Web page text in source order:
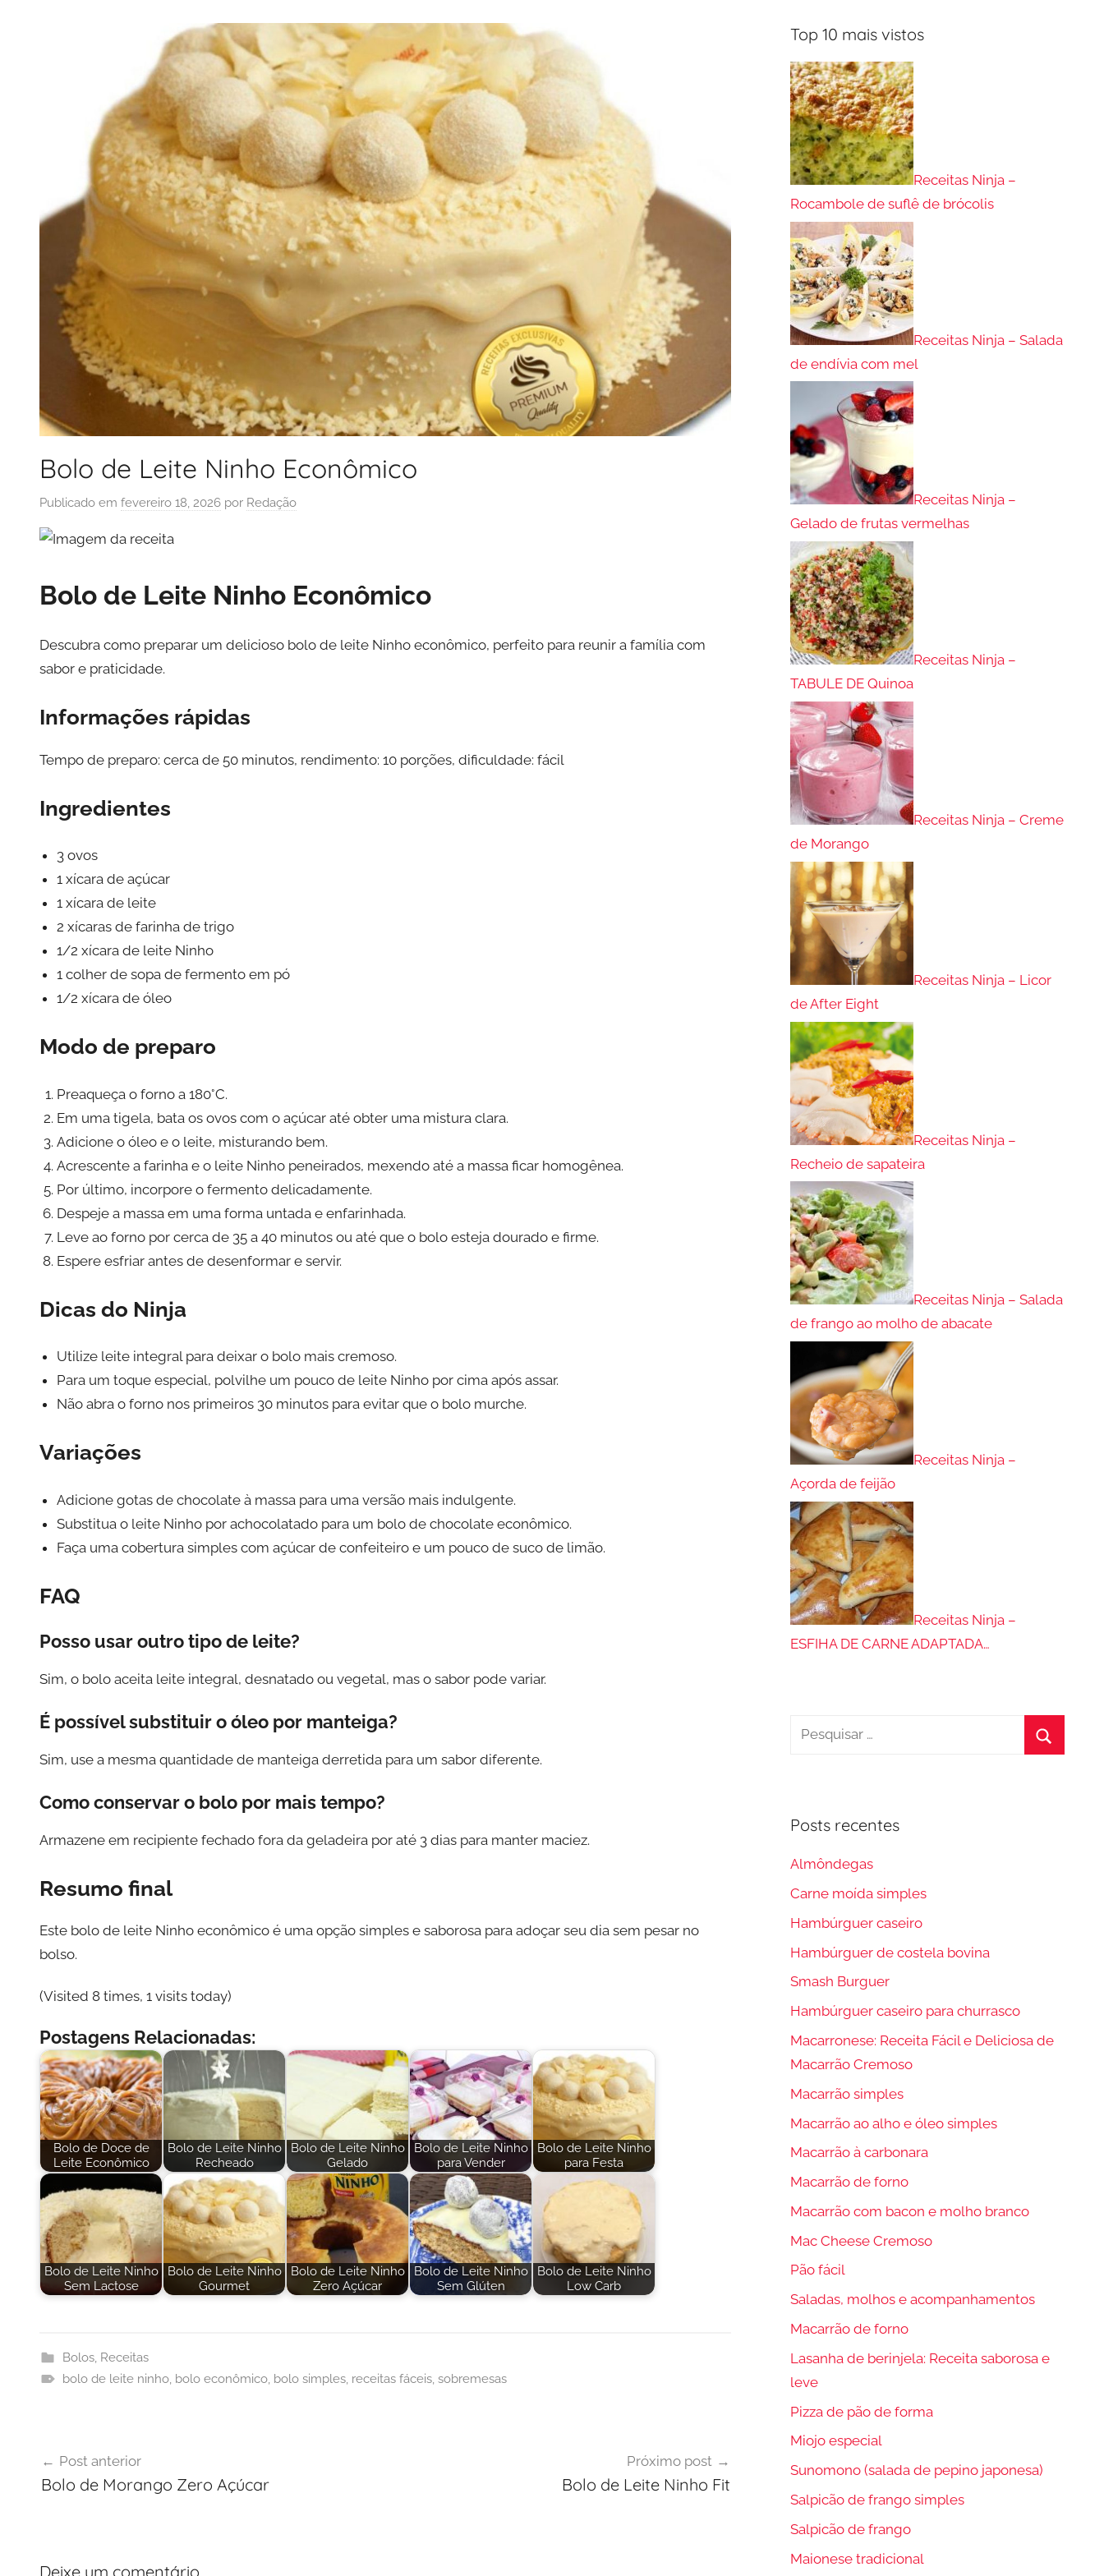
Bolo de Leite Ninho Econômico
Publicado em fevereiro 18, 2026 por Redação
Bolo de Leite Ninho Econômico
Descubra como preparar um delicioso bolo de leite Ninho econômico, perfeito para reunir a família com
sabor e praticidade.
Informações rápidas
Tempo de preparo: cerca de 50 minutos, rendimento: 10 porções, dificuldade: fácil
Ingredientes
3 ovos
1 xícara de açúcar
1 xícara de leite
2 xícaras de farinha de trigo
1/2 xícara de leite Ninho
1 colher de sopa de fermento em pó
1/2 xícara de óleo
Modo de preparo
Preaqueça o forno a 180°C.
Em uma tigela, bata os ovos com o açúcar até obter uma mistura clara.
Adicione o óleo e o leite, misturando bem.
Acrescente a farinha e o leite Ninho peneirados, mexendo até a massa ficar homogênea.
Por último, incorpore o fermento delicadamente.
Despeje a massa em uma forma untada e enfarinhada.
Leve ao forno por cerca de 35 a 40 minutos ou até que o bolo esteja dourado e firme.
Espere esfriar antes de desenformar e servir.
Dicas do Ninja
Utilize leite integral para deixar o bolo mais cremoso.
Para um toque especial, polvilhe um pouco de leite Ninho por cima após assar.
Não abra o forno nos primeiros 30 minutos para evitar que o bolo murche.
Variações
Adicione gotas de chocolate à massa para uma versão mais indulgente.
Substitua o leite Ninho por achocolatado para um bolo de chocolate econômico.
Faça uma cobertura simples com açúcar de confeiteiro e um pouco de suco de limão.
FAQ
Posso usar outro tipo de leite?
Sim, o bolo aceita leite integral, desnatado ou vegetal, mas o sabor pode variar.
É possível substituir o óleo por manteiga?
Sim, use a mesma quantidade de manteiga derretida para um sabor diferente.
Como conservar o bolo por mais tempo?
Armazene em recipiente fechado fora da geladeira por até 3 dias para manter maciez.
Resumo final
Este bolo de leite Ninho econômico é uma opção simples e saborosa para adoçar seu dia sem pesar no
bolso.
(Visited 8 times, 1 visits today)
Postagens Relacionadas:
Bolo de Doce de
Leite Econômico
Bolo de Leite Ninho
Recheado
Bolo de Leite Ninho
Gelado
Bolo de Leite Ninho
para Vender
Bolo de Leite Ninho
para Festa
Bolo de Leite Ninho
Sem Lactose
Bolo de Leite Ninho
Gourmet
Bolo de Leite Ninho
Zero Açúcar
Bolo de Leite Ninho
Sem Glúten
Bolo de Leite Ninho
Low Carb
Bolos, Receitas
bolo de leite ninho, bolo econômico, bolo simples, receitas fáceis, sobremesas
de
Post anterior
Bolo de Morango Zero Açúcar
Próximo post
Bolo de Leite Ninho Fit
Deixe um comentário
Top 10 mais vistos
Receitas Ninja –
Rocambole de suflê de brócolis
Receitas Ninja – Salada
de endívia com mel
Receitas Ninja –
Gelado de frutas vermelhas
Receitas Ninja –
TABULE DE Quinoa
Receitas Ninja – Creme
de Morango
Receitas Ninja – Licor
de After Eight
Receitas Ninja –
Recheio de sapateira
Receitas Ninja – Salada
de frango ao molho de abacate
Receitas Ninja –
Açorda de feijão
Receitas Ninja –
ESFIHA DE CARNE ADAPTADA…
Pesquisar
Posts recentes
Almôndegas
Carne moída simples
Hambúrguer caseiro
Hambúrguer de costela bovina
Smash Burguer
Hambúrguer caseiro para churrasco
Macarronese: Receita Fácil e Deliciosa de
Macarrão Cremoso
Macarrão simples
Macarrão ao alho e óleo simples
Macarrão à carbonara
Macarrão de forno
Macarrão com bacon e molho branco
Mac Cheese Cremoso
Pão fácil
Saladas, molhos e acompanhamentos
Macarrão de forno
Lasanha de berinjela: Receita saborosa e
leve
Pizza de pão de forma
Miojo especial
Sunomono (salada de pepino japonesa)
Salpicão de frango simples
Salpicão de frango
Maionese tradicional